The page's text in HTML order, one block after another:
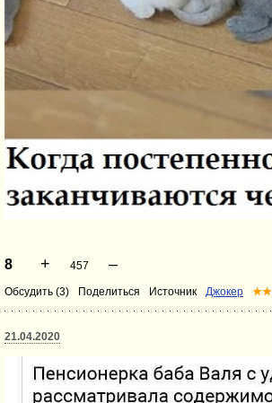
8 + 457 –
Обсудить (3) Поделиться Источник Джокер ★★
21.04.2020